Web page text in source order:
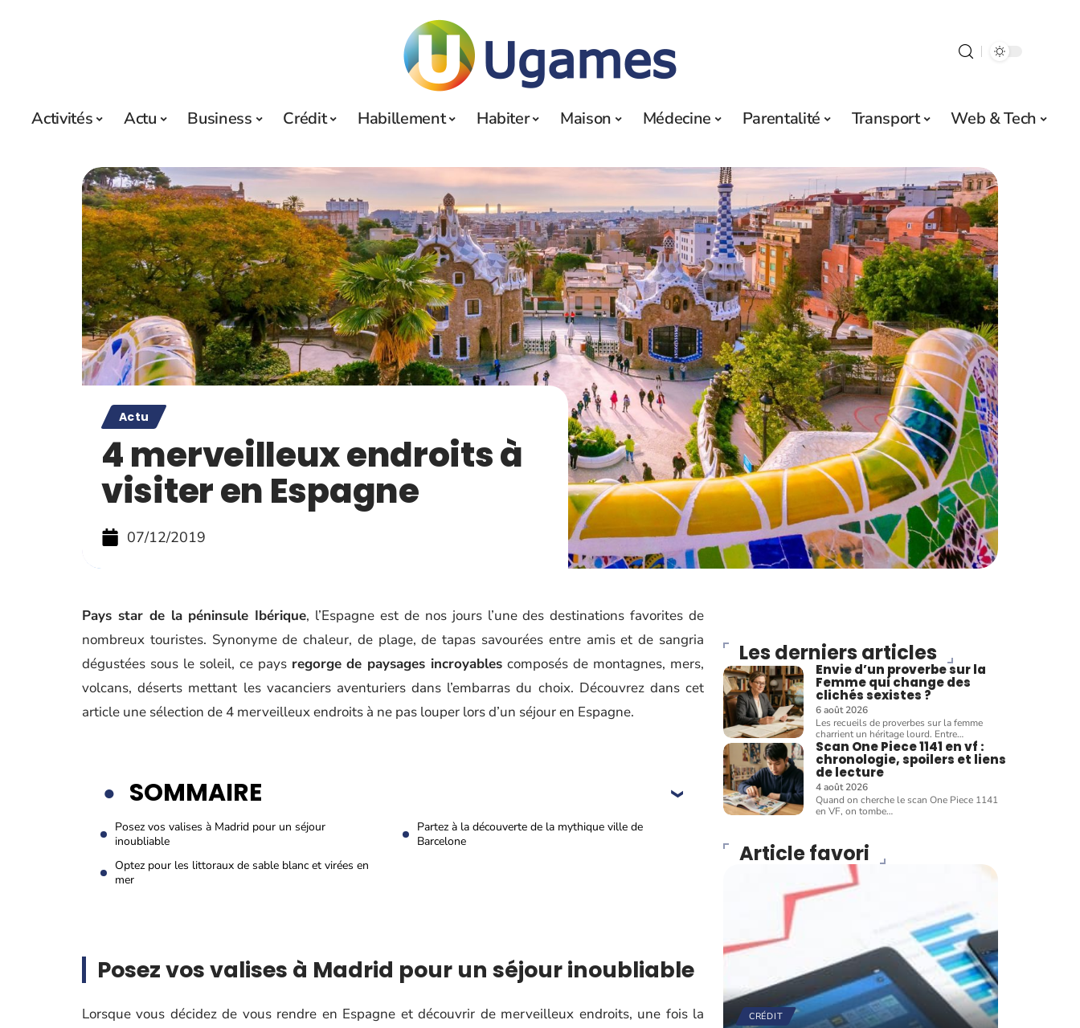
Activités Actu Business Crédit Habillement Habiter Maison Médecine Parentalité Transport Web & Tech
Actu
4 merveilleux endroits à
visiter en Espagne
07/12/2019
Pays star de la péninsule Ibérique, l’Espagne est de nos jours l’une des destinations favorites de
nombreux touristes. Synonyme de chaleur, de plage, de tapas savourées entre amis et de sangria
dégustées sous le soleil, ce pays regorge de paysages incroyables composés de montagnes, mers,
volcans, déserts mettant les vacanciers aventuriers dans l’embarras du choix. Découvrez dans cet
article une sélection de 4 merveilleux endroits à ne pas louper lors d’un séjour en Espagne.
SOMMAIRE
Posez vos valises à Madrid pour un séjour
inoubliable
Partez à la découverte de la mythique ville de
Barcelone
Optez pour les littoraux de sable blanc et virées en
mer
Posez vos valises à Madrid pour un séjour inoubliable
Lorsque vous décidez de vous rendre en Espagne et découvrir de merveilleux endroits, une fois la
Les derniers articles
Envie d’un proverbe sur la
Femme qui change des
clichés sexistes ?
6 août 2026
Les recueils de proverbes sur la femme
charrient un héritage lourd. Entre…
Scan One Piece 1141 en vf :
chronologie, spoilers et liens
de lecture
4 août 2026
Quand on cherche le scan One Piece 1141
en VF, on tombe…
Article favori
CRÉDIT